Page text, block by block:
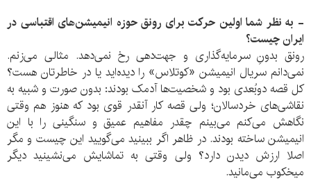
- به نظر شما اولین حرکت برای رونق حوزه انیمیشن‌های اقتباسی در
ایران چیست؟
رونق بدونِ سرمایه‌گذاری و جهت‌دهی رخ نمی‌دهد. مثالی می‌زنم.
نمی‌دانم سریال انیمیشن «کوتلاس» را دیده‌اید یا در خاطرتان هست؟
کل قصه دوبُعدی بود و شخصیت‌ها آدمک بودند: بدون صورت و شبیه به
نقاشی‌های خردسالان؛ ولی قصه کار آنقدر قوی بود که هنوز هم وقتی
نگاهش می‌کنم می‌بینم چقدر مفاهیم عمیق و سنگینی را با این
انیمیشن ساخته بودند. در ظاهر اگر ببینید می‌گویید این چیست و مگر
اصلا ارزش دیدن دارد؟ ولی وقتی به تماشایش می‌نشینید دیگر
میخکوب می‌مانید.